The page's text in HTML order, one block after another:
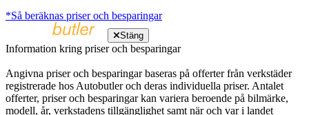
*Så beräknas priser och besparingar
Stäng
Information kring priser och besparingar
Angivna priser och besparingar baseras på offerter från verkstäder
registrerade hos Autobutler och deras individuella priser. Antalet
offerter, priser och besparingar kan variera beroende på bilmärke,
modell, år, verkstadens tillgänglighet samt när och var i landet